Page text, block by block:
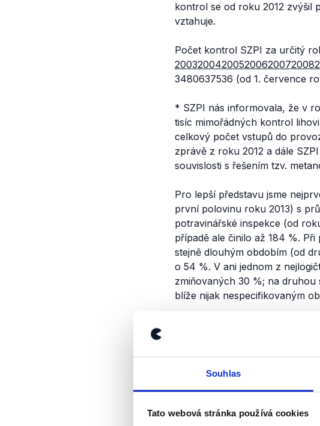
Souhlas
Tato webová stránka používá cookies
kontrol se od roku 2012 zvýšil
vztahuje.
Počet kontrol SZPI za určitý
200320042005200620072008
3480637536 (od 1. července
* SZPI nás informovala, že v
tisíc mimořádných kontrol
celkový počet vstupů do
zprávě z roku 2012 a dále
souvislosti s řešením tzv.
Pro lepší představu jsme
první polovinu roku 2013) s
potravinářské inspekce (od
případě ale činilo až 184 %.
stejně dlouhým obdobím (od
o 54 %. V ani jednom z
zmiňovaných 30 %; na druhou
blíže nijak nespecifikovaným